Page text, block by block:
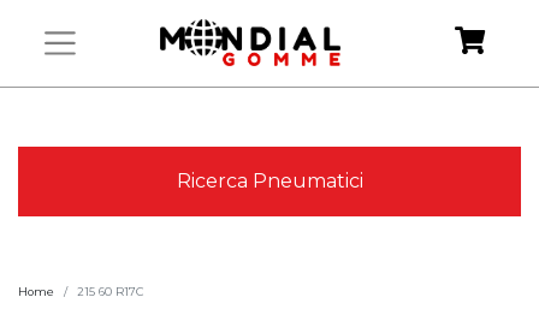
Ricerca Pneumatici
Home 215 60 R17C